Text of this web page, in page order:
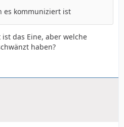
es kommuniziert ist
das Eine, aber welche
haben?